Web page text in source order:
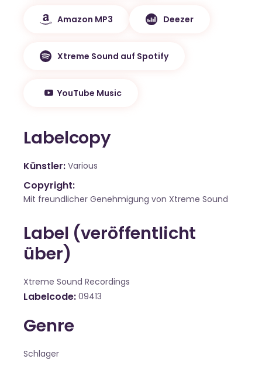
Amazon MP3 Deezer
Xtreme Sound auf Spotify
YouTube Music
Labelcopy
Künstler Various
Copyright:
Mit freundlicher Genehmigung von Xtreme Sound
Label (veröffentlicht
über)
Xtreme Sound Recordings
Labelcode 09413
Genre
Schlager